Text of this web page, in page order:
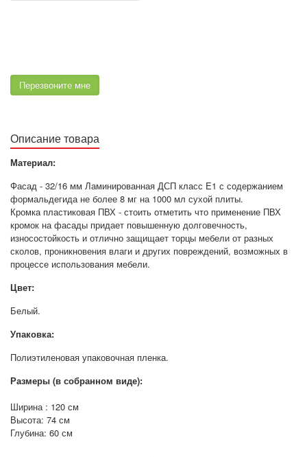
Перезвоните мне
Описание товара
Материал:
Фасад - 32/16 мм Ламинированная ДСП класс E1 с содержанием
формальдегида не более 8 мг на 1000 мл сухой плиты.
Кромка пластиковая ПВХ - стоить отметить что применение ПВХ
кромок на фасады придает повышенную долговечность,
износостойкость и отлично защищает торцы мебели от разных
сколов, проникновения влаги и других повреждений, возможных в
процессе использования мебели.
Цвет:
Белый.
Упаковка:
Полиэтиленовая упаковочная пленка.
Размеры (в собранном виде):
Ширина : 120 см
Высота: 74 см
Глубина: 60 см